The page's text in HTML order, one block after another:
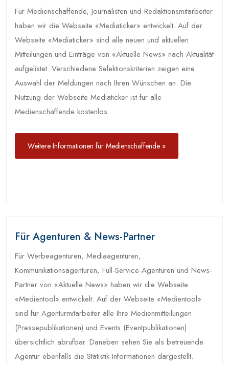
Für Medienschaffende, Journalisten und Redaktionsmitarbeiter
haben wir die Webseite «Mediaticker» entwickelt. Auf der
Webseite «Mediaticker» sind alle neuen und aktuellen
Mitteilungen und Einträge von «Aktuelle News» nach Aktualität
aufgelistet. Verschiedene Selektionskriterien zeigen eine
Auswahl der Meldungen nach Ihren Wünschen an. Die
Nutzung der Webseite Mediaticker ist für alle
Medienschaffende kostenlos.
Weitere Informationen für Medienschaffende »
Für Agenturen & News-Partner
Für Werbeagenturen, Mediaagenturen,
Kommunikationsagenturen, Full-Service-Agenturen und News-
Partner von «Aktuelle News» haben wir die Webseite
«Medientool» entwickelt. Auf der Webseite «Medientool»
sind für Agenturmitarbeiter alle Ihre Medienmitteilungen
(Pressepublikationen) und Events (Eventpublikationen)
übersichtlich abrufbar. Daneben sehen Sie als betreuende
Agentur ebenfalls die Statistik-Informationen dargestellt.